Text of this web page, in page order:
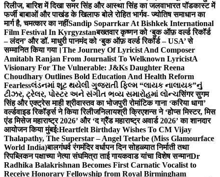
रिलीज, बारिश में दिखा समर सिंह और आस्था सिंह का जलवाभारत पॉडकास्ट में
फर्जी बाबाओं और पाखंड के खिलाफ बोले रोहित भार्गव- ज्योतिष समाधान का
मार्ग है, चमत्कार का नहींSandip Soparrkar At Bishkek International
Film Festival In Kyrgyzstanबख्तवार कृष्णन को ‘बुक ऑफ़ वर्ल्ड रिकॉर्ड
– लंदन’ और डॉ. माधुरी पानमंद को ‘बुक ऑफ़ वर्ल्ड रिकॉर्ड – USA’ से
सम्मानित किया गया।The Journey Of Lyricist And Composer
Amitabh Ranjan From Journalist To Welknown LyricistA
Visionary For The Vulnerable: J&Ks Daughter Reena
Choudhary Outlines Bold Education And Health Reform
Fearlessલંડનમાં શૂટ થયેલી ગુજરાતી ફિલ્મ “લાયક નાલાયક”નું
ટીઝર, ટ્રેલર, પોસ્ટર અને સંગીત ભવ્ય સમારોહમાં લોન્ચसिंगर सुगम
सिंह और एक्ट्रेस माही श्रीवास्तव का भोजपुरी रोमांटिक गाना ‘करिया धागा’
वर्ल्डवाइड रिकॉर्ड्स ने किया रिलीजनिलायश्री क्रिएशन्स ने ‘होप्स मिस्टर, मिस
एंड मिसेज महाराष्ट्र 2026’ और ‘द ग्रैंड महाराष्ट्र अवार्ड 2026’ का शानदार
आयोजन किया मुंबई:Heartfelt Birthday Wishes To CM Vijay
Thalapathy, The Superstar – Angel Tetarbe (Miss Glamourface
World India)बालगंधर्व रंगमंदिर वर्धापन दिन सोहळ्यात निर्माती तथा
रिपब्लिकन पक्षाच्या नेत्या संघमित्रा ताई गायकवाड यांचा विशेष सन्मानDr
Radhika Balakrishnan Becomes First Carnatic Vocalist to
Receive Honorary Fellowship from Royal Birmingham